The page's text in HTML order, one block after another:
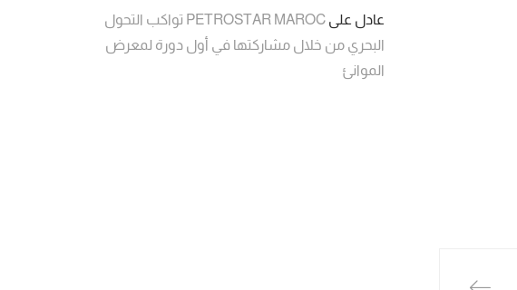
عادل على
PETROSTAR MAROC تواكب التحول
البحري من خلال مشاركتها في أول دورة لمعرض
الموانئ